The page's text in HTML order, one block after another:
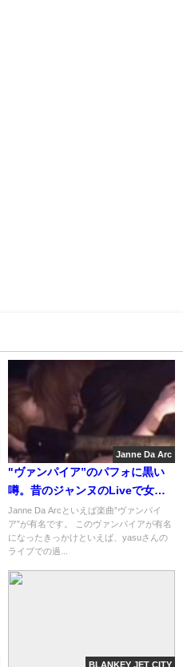
Janne Da Arc
"ヴァンパイア”のパフォに黒い
噂。昔のジャンヌのLiveで女性
ファンが餌食に?
Janne Da Arcといえば楽曲”ヴァンパイ
ア”が有名です。 このヴァンパイアが有名
になったきっかけといえば、yasuさんの
ライブでの過...